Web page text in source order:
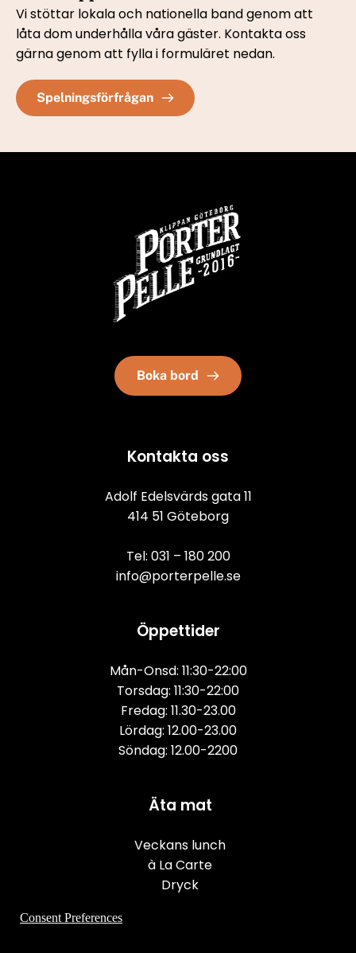
Vi stöttar lokala och nationella band genom att
låta dom underhålla våra gäster. Kontakta oss
gärna genom att fylla i formuläret nedan.
Spelningsförfrågan
Boka bord
Kontakta oss
Adolf Edelsvärds gata 11
414 51 Göteborg
Tel: 031 – 180 200
info@porterpelle.se
Öppettider
Mån-Onsd: 11:30-22:00
Torsdag: 11:30-22:00
Fredag: 11.30-23.00
Lördag: 12.00-23.00
Söndag: 12.00-2200
Äta mat
Veckans lunch
à La Carte
Dryck
Consent Preferences